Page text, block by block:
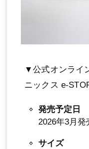
▼公式オンライ
ニックス e-
発売予定日
2026年3月発
サイズ